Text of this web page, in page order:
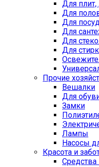
Для плит,
Для
Для
Для
Для
Для
Прочие
Вешалки
Для
Замки
Лампы
Насосы
Красота и
Средства